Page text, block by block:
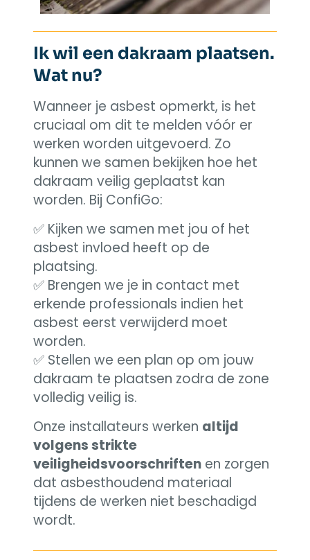
Ik wil een dakraam plaatsen.
Wat nu?
Wanneer je asbest opmerkt, is het
cruciaal om dit te melden vóór er
werken worden uitgevoerd. Zo
kunnen we samen bekijken hoe het
dakraam veilig geplaatst kan
worden. Bij ConfiGo:
✅ Kijken we samen met jou of het
asbest invloed heeft op de
plaatsing.
✅ Brengen we je in contact met
erkende professionals indien het
asbest eerst verwijderd moet
worden.
✅ Stellen we een plan op om jouw
dakraam te plaatsen zodra de zone
volledig veilig is.
Onze installateurs werken altijd
volgens strikte
veiligheidsvoorschriften en zorgen
dat asbesthoudend materiaal
tijdens de werken niet beschadigd
wordt.